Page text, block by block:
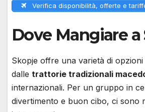
Verifica disponibilità, offerte e
Dove Mangiare a
Skopje offre una varietà di
dalle trattorie tradizionali
internazionali. Per un gruppo in
divertimento e buon cibo, ci sono